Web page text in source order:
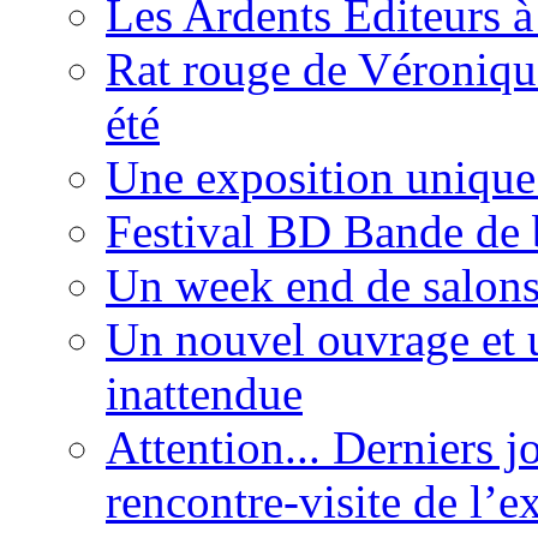
Les Ardents Editeurs
Rat rouge de
été
Une exposition
Festival BD Bande de
Un week end de
Un nouvel ouvrage et
inattendue
Attention... Derniers
rencontre-visite de